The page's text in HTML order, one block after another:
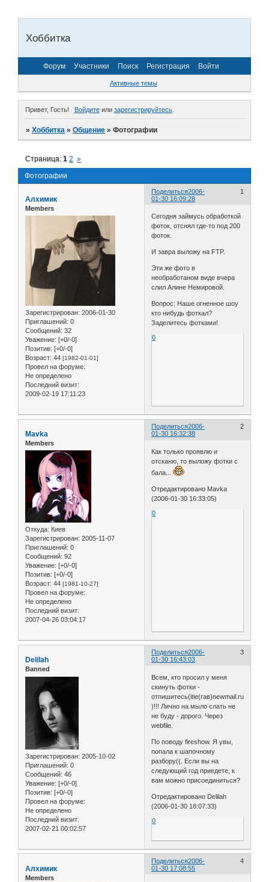
Хоббитка
Форум Участники Поиск Регистрация Войти
Активные темы
Привет, Гость! Войдитеили зарегистрируйтесь.
»Хоббитка »Общение »Фотографии
Фотографии
Страница:1 2 »
Поделиться 1
2006-
01-30 16:09:28
Алхимик
Members
Зарегистрирован: 2006-01-30
Приглашений: 0
Сообщений: 32
Уважение: [+0/-0]
Позитив: [+0/-0]
Возраст: 44 [1982-01-01]
Провел на форуме:
Не определено
Последний визит:
2009-02-19 17:11:23
Сегодня займусь обработкой
фоток, отснял где-то под 200
фоток.
И завра выложу на FTP.
Эти же фото в
необработаном виде вчера
слил Алине Немировой.
Вопрос: Наше огненное шоу
кто нибудь фоткал?
Заделитесь фотками!
0
Поделиться 2
2006-
01-30 16:32:38
Mavka
Members
Откуда: Киев
Зарегистрирован: 2005-11-07
Приглашений: 0
Сообщений: 92
Уважение: [+0/-0]
Позитив: [+0/-0]
Возраст: 44 [1981-10-27]
Провел на форуме:
Не определено
Последний визит:
2007-04-26 03:04:17
Как только проявлю и
отсканю, то выложу фотки с
бала...
Отредактировано Mavka
(2006-01-30 16:33:05)
0
Поделиться 3
2006-
01-30 16:43:03
Delilah
Banned
Зарегистрирован: 2005-10-02
Приглашений: 0
Сообщений: 46
Уважение: [+0/-0]
Позитив: [+0/-0]
Провел на форуме:
Не определено
Последний визит:
2007-02-21 00:02:57
Всем, кто просил у меня
скинуть фотки -
отпишитесь(itie(гав)newmail.ru
)!!! Лично на мыло слать не
не буду - дорого. Через
webfile.
По поводу fireshow. Я увы,
попала к шапочному
разбору((. Если вы на
следующий год приедете, к
вам можно присоединиться?
Отредактировано Delilah
(2006-01-30 18:07:33)
0
Поделиться 4
2006-
01-30 17:08:55
Алхимик
Members